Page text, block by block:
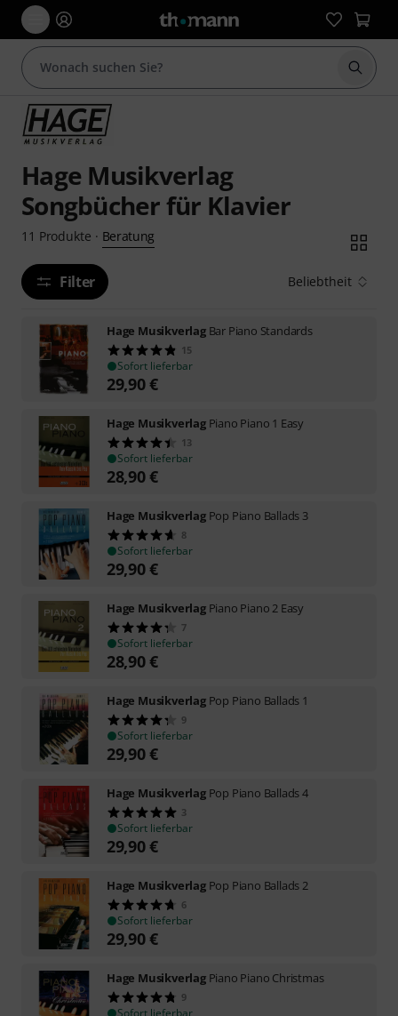
Suche
Hage Musikverlag
Songbücher für Klavier
11 Produkte · Beratung
Filter Beliebtheit
Hage Musikverlag Bar Piano Standards
15
Sofort lieferbar
29,90€
Hage Musikverlag Piano Piano 1 Easy
13
Sofort lieferbar
28,90€
Hage Musikverlag Pop Piano Ballads 3
8
Sofort lieferbar
29,90€
Hage Musikverlag Piano Piano 2 Easy
7
Sofort lieferbar
28,90€
Hage Musikverlag Pop Piano Ballads 1
9
Sofort lieferbar
29,90€
Hage Musikverlag Pop Piano Ballads 4
3
Sofort lieferbar
29,90€
Hage Musikverlag Pop Piano Ballads 2
6
Sofort lieferbar
29,90€
Hage Musikverlag Piano Piano Christmas
9
Sofort lieferbar